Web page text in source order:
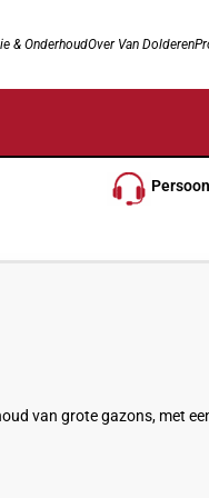
& OnderhoudOver Van Dolderen
van grote gazons, met